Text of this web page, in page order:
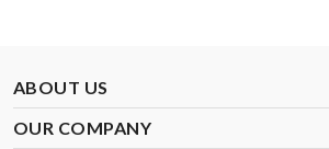
ABOUT US
OUR COMPANY